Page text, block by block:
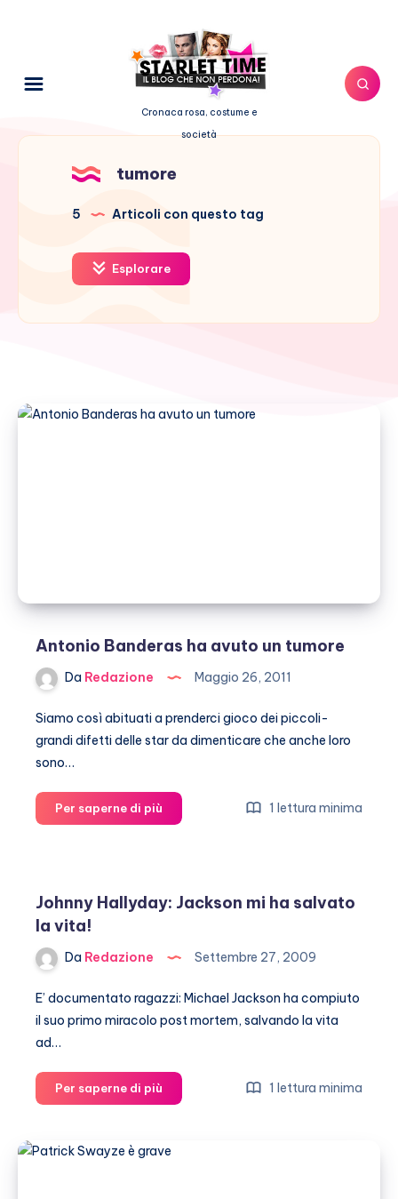
Cronaca rosa, costume e
società
tumore
5 Articoli con questo tag
Esplorare
Antonio Banderas ha avuto un tumore
Da Redazione Maggio 26, 2011
Siamo così abituati a prenderci gioco dei piccoli-
grandi difetti delle star da dimenticare che anche loro
sono…
Per saperne di più
Banderas
tumore
1 lettura minima
Johnny Hallyday: Jackson mi ha salvato
la vita!
Da Redazione Settembre 27, 2009
E’ documentato ragazzi: Michael Jackson ha compiuto
il suo primo miracolo post mortem, salvando la vita
ad…
Per saperne di più
Hallyday:
mi
1 lettura minima